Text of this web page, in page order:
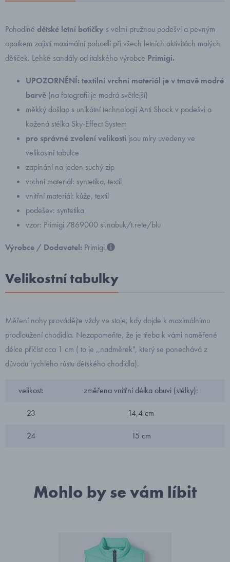
Pohodlné dětské letní botičky s velmi pružnou podešví a pevným
opatkem zajistí maximální pohodlí při všech letních aktivitách malých
dětiček. Lehké sandály od italského výrobce Primigi.
UPOZORNĚNÍ: textilní vrchní materiál je v tmavě modré
barvě (na fotografii je modrá světlejší)
měkký došlap s unikátní technologií Anti Shock v podešvi a
kožená stélka Sky-Effect System
pro správné zvolení velikosti jsou míry uvedeny ve
velikostní tabulce
zapínání na jeden suchý zip
vrchní materiál: syntetika, textil
vnitřní materiál: kůže, textil
podešev: syntetika
vzor: Primigi 7869000 si.nabuk/t.rete/blu
Výrobce / Dodavatel: Primigi
Velikostní tabulky
Měření nohy provádějte vždy ve stoje, kdy dojde k maximálnímu
prodloužení chodidla. Nezapomeňte, že je třeba k vámi naměřené
délce přičíst cca 1 cm ( to je ,,nadměrek", který se ponechává z
důvodu rychlého růstu dětského chodidla).
velikost: změřena vnitřní délka obuvi (stélky):
23 14,4 cm
24 15 cm
Mohlo by se vám líbit